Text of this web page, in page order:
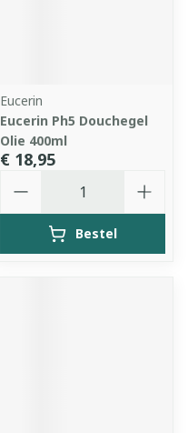
Eucerin
Eucerin Ph5 Douchegel
Olie 400ml
€ 18,95
Bestel